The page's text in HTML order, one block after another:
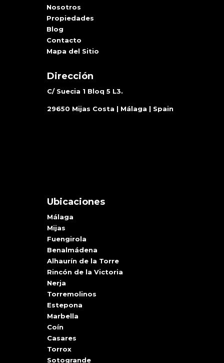
Nosotros
Propiedades
Blog
Contacto
Mapa del Sitio
Dirección
C/ Suecia 1 Bloq 5 L3.
29650 Mijas Costa | Málaga | Spain
Ubicaciones
Málaga
Mijas
Fuengirola
Benalmádena
Alhaurín de la Torre
Rincón de la Victoria
Nerja
Torremolinos
Estepona
Marbella
Coín
Casares
Torrox
Sotogrande